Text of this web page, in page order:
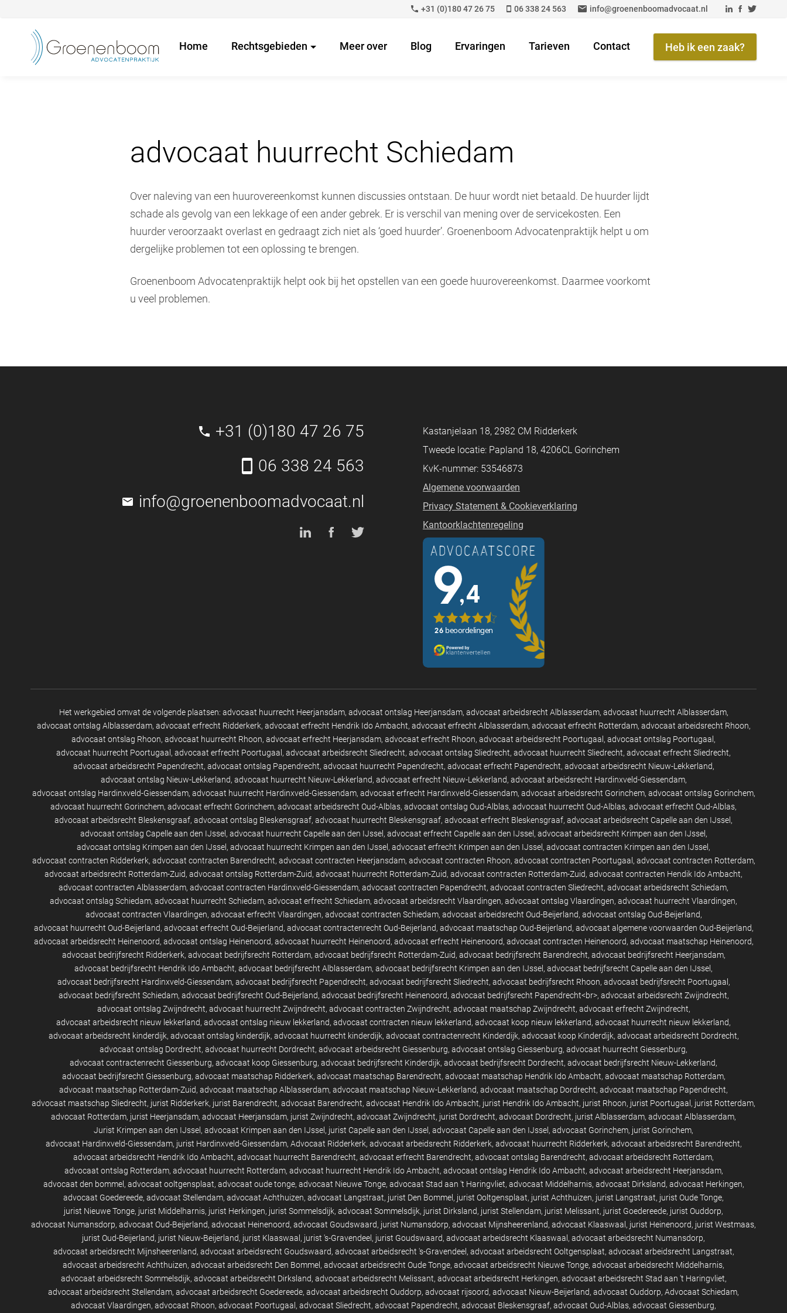
+31 (0)180 47 26 75 06 338 24 563 info@groenenboomadvocaat.nl
Home Rechtsgebieden Meer over Blog Ervaringen Tarieven Contact Heb ik een zaak?
advocaat huurrecht Schiedam
Over naleving van een huurovereenkomst kunnen discussies ontstaan. De huur wordt niet betaald. De huurder lijdt
schade als gevolg van een lekkage of een ander gebrek. Er is verschil van mening over de servicekosten. Een
huurder veroorzaakt overlast en gedraagt zich niet als ‘goed huurder’. Groenenboom Advocatenpraktijk helpt u om
dergelijke problemen tot een oplossing te brengen.
Groenenboom Advocatenpraktijk helpt ook bij het opstellen van een goede huurovereenkomst. Daarmee voorkomt
u veel problemen.
+31 (0)180 47 26 75
06 338 24 563
info@groenenboomadvocaat.nl
Kastanjelaan 18, 2982 CM Ridderkerk
Tweede locatie: Papland 18, 4206CL Gorinchem
KvK-nummer: 53546873
Algemene voorwaarden
Privacy Statement & Cookieverklaring
Kantoorklachtenregeling
Het werkgebied omvat de volgende plaatsen: advocaat huurrecht Heerjansdam advocaat ontslag Heerjansdam advocaat arbeidsrecht Alblasserdam advocaat huurrecht Alblasserdam
advocaat ontslag Alblasserdam advocaat erfrecht Ridderkerk advocaat erfrecht Hendrik Ido Ambacht advocaat erfrecht Alblasserdam advocaat erfrecht Rotterdam advocaat arbeidsrecht Rhoon
advocaat ontslag Rhoon advocaat huurrecht Rhoon advocaat erfrecht Heerjansdam advocaat erfrecht Rhoon advocaat arbeidsrecht Poortugaal
advocaat ontslag Poortugaal
advocaat huurrecht Poortugaal
advocaat erfrecht Poortugaal advocaat arbeidsrecht Sliedrecht advocaat ontslag Sliedrecht advocaat huurrecht Sliedrecht advocaat erfrecht Sliedrecht
advocaat arbeidsrecht Papendrecht advocaat ontslag Papendrecht advocaat huurrecht Papendrecht advocaat erfrecht Papendrecht advocaat arbeidsrecht Nieuw-Lekkerland
advocaat ontslag Nieuw-Lekkerland advocaat huurrecht Nieuw-Lekkerland advocaat erfrecht Nieuw-Lekkerland advocaat arbeidsrecht Hardinxveld-Giessendam
advocaat ontslag Hardinxveld-Giessendam advocaat huurrecht Hardinxveld-Giessendam advocaat erfrecht Hardinxveld-Giessendam advocaat arbeidsrecht Gorinchem advocaat ontslag Gorinchem
advocaat huurrecht Gorinchem advocaat erfrecht Gorinchem advocaat arbeidsrecht Oud-Alblas advocaat ontslag Oud-Alblas advocaat huurrecht Oud-Alblas advocaat erfrecht Oud-Alblas
advocaat arbeidsrecht Bleskensgraaf advocaat ontslag Bleskensgraaf advocaat huurrecht Bleskensgraaf advocaat erfrecht Bleskensgraaf advocaat arbeidsrecht Capelle aan den IJssel
advocaat ontslag Capelle aan den IJssel advocaat huurrecht Capelle aan den IJssel advocaat erfrecht Capelle aan den IJssel advocaat arbeidsrecht Krimpen aan den IJssel
advocaat ontslag Krimpen aan den IJssel advocaat huurrecht Krimpen aan den IJssel advocaat erfrecht Krimpen aan den IJssel advocaat contracten Krimpen aan den IJssel
advocaat contracten Ridderkerk advocaat contracten Barendrecht advocaat contracten Heerjansdam advocaat contracten Rhoon advocaat contracten Poortugaal
advocaat contracten Rotterdam
advocaat arbeidsrecht Rotterdam-Zuid advocaat ontslag Rotterdam-Zuid advocaat huurrecht Rotterdam-Zuid advocaat contracten Rotterdam-Zuid advocaat contracten Hendik Ido Ambacht
advocaat contracten Alblasserdam advocaat contracten Hardinxveld-Giessendam advocaat contracten Papendrecht advocaat contracten Sliedrecht advocaat arbeidsrecht Schiedam
advocaat ontslag Schiedam advocaat huurrecht Schiedam advocaat erfrecht Schiedam advocaat arbeidsrecht Vlaardingen advocaat ontslag Vlaardingen advocaat huurrecht Vlaardingen
advocaat contracten Vlaardingen advocaat erfrecht Vlaardingen advocaat contracten Schiedam advocaat arbeidsrecht Oud-Beijerland advocaat ontslag Oud-Beijerland
advocaat huurrecht Oud-Beijerland advocaat erfrecht Oud-Beijerland advocaat contractenrecht Oud-Beijerland advocaat maatschap Oud-Beijerland advocaat algemene voorwaarden Oud-Beijerland
advocaat arbeidsrecht Heinenoord advocaat ontslag Heinenoord advocaat huurrecht Heinenoord advocaat erfrecht Heinenoord advocaat contracten Heinenoord advocaat maatschap Heinenoord
advocaat bedrijfsrecht Ridderkerk advocaat bedrijfsrecht Rotterdam advocaat bedrijfsrecht Rotterdam-Zuid advocaat bedrijfsrecht Barendrecht advocaat bedrijfsrecht Heerjansdam
advocaat bedrijfsrecht Hendrik Ido Ambacht advocaat bedrijfsrecht Alblasserdam advocaat bedrijfsrecht Krimpen aan den IJssel advocaat bedrijfsrecht Capelle aan den IJssel
advocaat bedrijfsrecht Hardinxveld-Giessendam advocaat bedrijfsrecht Papendrecht advocaat bedrijfsrecht Sliedrecht advocaat bedrijfsrecht Rhoon advocaat bedrijfsrecht Poortugaal
advocaat bedrijfsrecht Schiedam advocaat bedrijfsrecht Oud-Beijerland advocaat bedrijfsrecht Heinenoord advocaat bedrijfsrecht Papendrecht<br> advocaat arbeidsrecht Zwijndrecht
advocaat ontslag Zwijndrecht advocaat huurrecht Zwijndrecht advocaat contracten Zwijndrecht advocaat maatschap Zwijndrecht advocaat erfrecht Zwijndrecht
advocaat arbeidsrecht nieuw lekkerland advocaat ontslag nieuw lekkerland advocaat contracten nieuw lekkerland advocaat koop nieuw lekkerland advocaat huurrecht nieuw lekkerland
advocaat arbeidsrecht kinderdijk advocaat ontslag kinderdijk advocaat huurrecht kinderdijk advocaat contractenrecht Kinderdijk advocaat koop Kinderdijk advocaat arbeidsrecht Dordrecht
advocaat ontslag Dordrecht advocaat huurrecht Dordrecht advocaat arbeidsrecht Giessenburg advocaat ontslag Giessenburg advocaat huurrecht Giessenburg
advocaat contractenrecht Giessenburg advocaat koop Giessenburg advocaat bedrijfsrecht Kinderdijk advocaat bedrijfsrecht Dordrecht advocaat bedrijfsrecht Nieuw-Lekkerland
advocaat bedrijfsrecht Giessenburg advocaat maatschap Ridderkerk advocaat maatschap Barendrecht advocaat maatschap Hendrik Ido Ambacht advocaat maatschap Rotterdam
advocaat maatschap Rotterdam-Zuid advocaat maatschap Alblasserdam advocaat maatschap Nieuw-Lekkerland advocaat maatschap Dordrecht advocaat maatschap Papendrecht
advocaat maatschap Sliedrecht jurist Ridderkerk jurist Barendrecht advocaat Barendrecht advocaat Hendrik Ido Ambacht jurist Hendrik Ido Ambacht jurist Rhoon jurist Poortugaal
jurist Rotterdam
advocaat Rotterdam jurist Heerjansdam advocaat Heerjansdam jurist Zwijndrecht advocaat Zwijndrecht jurist Dordrecht advocaat Dordrecht jurist Alblasserdam advocaat Alblasserdam
Jurist Krimpen aan den IJssel advocaat Krimpen aan den IJssel jurist Capelle aan den IJssel advocaat Capelle aan den IJssel advocaat Gorinchem jurist Gorinchem
advocaat Hardinxveld-Giessendam jurist Hardinxveld-Giessendam Advocaat Ridderkerk advocaat arbeidsrecht Ridderkerk advocaat huurrecht Ridderkerk advocaat arbeidsrecht Barendrecht
advocaat arbeidsrecht Hendrik Ido Ambacht advocaat huurrecht Barendrecht advocaat erfrecht Barendrecht advocaat ontslag Barendrecht advocaat arbeidsrecht Rotterdam
advocaat ontslag Rotterdam advocaat huurrecht Rotterdam advocaat huurrecht Hendrik Ido Ambacht advocaat ontslag Hendrik Ido Ambacht advocaat arbeidsrecht Heerjansdam
advocaat den bommel advocaat ooltgensplaat advocaat oude tonge advocaat Nieuwe Tonge advocaat Stad aan 't Haringvliet advocaat Middelharnis advocaat Dirksland advocaat Herkingen
advocaat Goedereede advocaat Stellendam advocaat Achthuizen advocaat Langstraat jurist Den Bommel jurist Ooltgensplaat jurist Achthuizen jurist Langstraat jurist Oude Tonge
jurist Nieuwe Tonge jurist Middelharnis jurist Herkingen jurist Sommelsdijk advocaat Sommelsdijk jurist Dirksland jurist Stellendam jurist Melissant jurist Goedereede jurist Ouddorp
advocaat Numansdorp advocaat Oud-Beijerland advocaat Heinenoord advocaat Goudswaard jurist Numansdorp advocaat Mijnsheerenland advocaat Klaaswaal jurist Heinenoord jurist Westmaas
jurist Oud-Beijerland jurist Nieuw-Beijerland jurist Klaaswaal jurist 's-Gravendeel jurist Goudswaard advocaat arbeidsrecht Klaaswaal
advocaat arbeidsrecht Numansdorp
advocaat arbeidsrecht Mijnsheerenland advocaat arbeidsrecht Goudswaard advocaat arbeidsrecht 's-Gravendeel advocaat arbeidsrecht Ooltgensplaat advocaat arbeidsrecht Langstraat
advocaat arbeidsrecht Achthuizen advocaat arbeidsrecht Den Bommel advocaat arbeidsrecht Oude Tonge advocaat arbeidsrecht Nieuwe Tonge advocaat arbeidsrecht Middelharnis
advocaat arbeidsrecht Sommelsdijk advocaat arbeidsrecht Dirksland advocaat arbeidsrecht Melissant advocaat arbeidsrecht Herkingen advocaat arbeidsrecht Stad aan 't Haringvliet
advocaat arbeidsrecht Stellendam advocaat arbeidsrecht Goedereede advocaat arbeidsrecht Ouddorp advocaat rijsoord advocaat Nieuw-Beijerland advocaat Ouddorp Advocaat Schiedam
advocaat Vlaardingen advocaat Rhoon advocaat Poortugaal advocaat Sliedrecht advocaat Papendrecht advocaat Bleskensgraaf advocaat Oud-Alblas advocaat Giessenburg